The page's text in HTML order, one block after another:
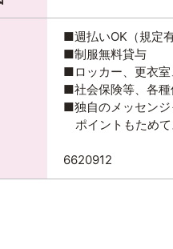
■週払いOK（規定有
■制服無料貸与
■ロッカー、更衣室
■社会保険等、各種
■独自のメッセンジ
ポイントもためて
6620912